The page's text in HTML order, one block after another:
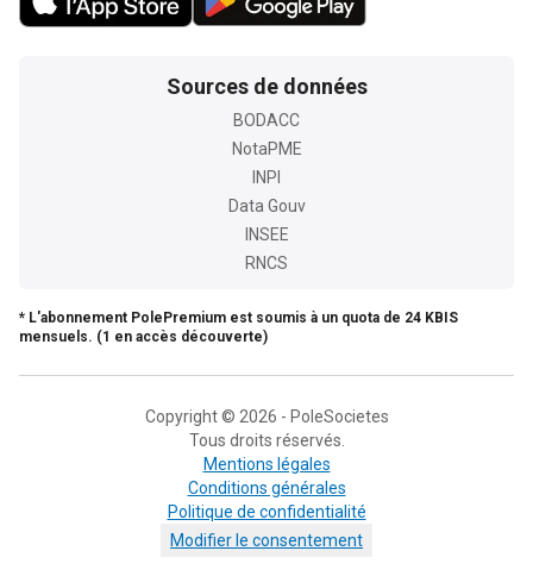
Sources de données
BODACC
NotaPME
INPI
Data Gouv
INSEE
RNCS
* L'abonnement PolePremium est soumis à un quota de 24 KBIS
mensuels. (1 en accès découverte)
Copyright © 2026 - PoleSocietes
Tous droits réservés.
Mentions légales
Conditions générales
Politique de confidentialité
Modifier le consentement